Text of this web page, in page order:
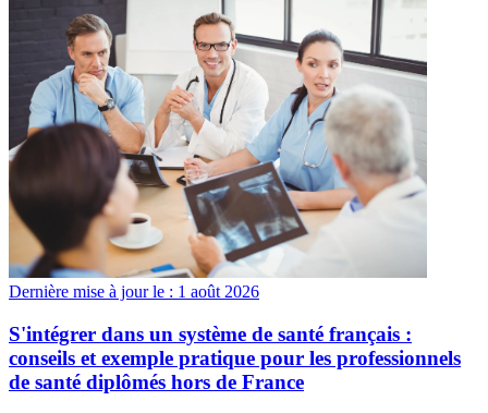
Dernière mise à jour le : 1 août 2026
S'intégrer dans un système de santé français :
conseils et exemple pratique pour les professionnels
de santé diplômés hors de France